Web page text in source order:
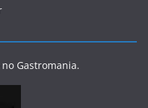
Gastromania.